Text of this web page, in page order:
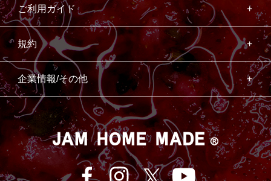
ご利用ガイド
規約
企業情報/その他